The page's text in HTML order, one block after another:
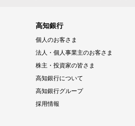
高知銀行
個人のお客さま
法人・個人事業主のお客さま
株主・投資家の皆さま
高知銀行について
高知銀行グループ
採用情報